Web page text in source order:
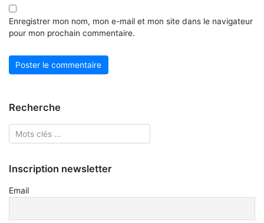
Enregistrer mon nom, mon e-mail et mon site dans le navigateur
pour mon prochain commentaire.
Recherche
Inscription newsletter
Email